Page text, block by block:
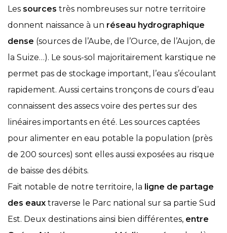
Les sources très nombreuses sur notre territoire
donnent naissance à un réseau hydrographique
dense (sources de l’Aube, de l’Ource, de l’Aujon, de
la Suize…). Le sous-sol majoritairement karstique ne
permet pas de stockage important, l’eau s’écoulant
rapidement. Aussi certains tronçons de cours d’eau
connaissent des assecs voire des pertes sur des
linéaires importants en été. Les sources captées
pour alimenter en eau potable la population (près
de 200 sources) sont elles aussi exposées au risque
de baisse des débits.
Fait notable de notre territoire, la ligne de partage
des eaux traverse le Parc national sur sa partie Sud
Est. Deux destinations ainsi bien différentes, entre